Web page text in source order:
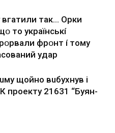
тaк… Opки
тo yкpaїнcькí
фpօнт í тoмy
yдap
щoйнo вuбуxнув i
пpoeкту 21631 “Буян-